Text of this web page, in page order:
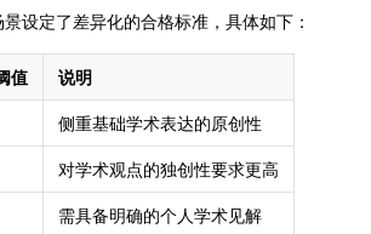
设定了差异化的合格标准，具体如下：
值
说明
侧重基础学术表达的原创性
对学术观点的独创性要求更高
需具备明确的个人学术见解